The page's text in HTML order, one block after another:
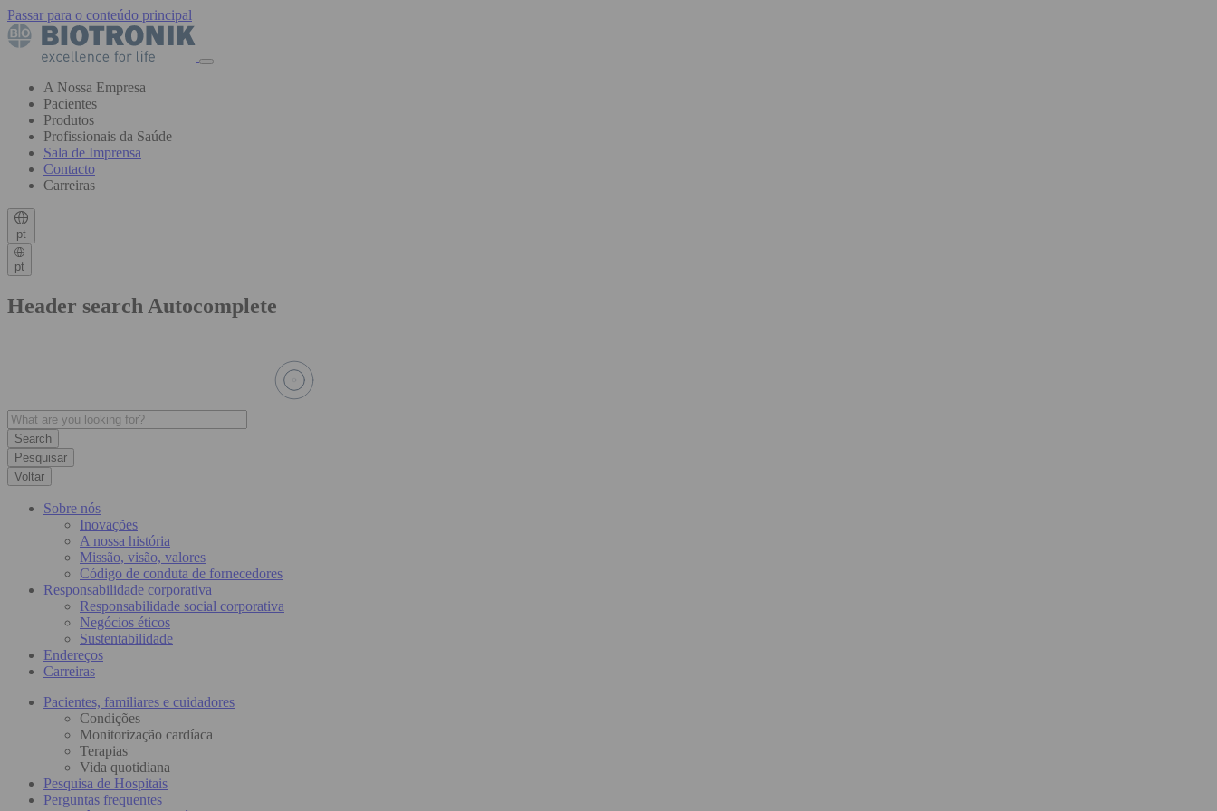
Passar para o conteúdo principal
A Nossa Empresa
Pacientes
Produtos
Profissionais da Saúde
Sala de Imprensa
Contacto
Carreiras
pt
pt
Header search Autocomplete
Pesquisar
Voltar
Sobre nós
Inovações
A nossa história
Missão, visão, valores
Código de conduta de fornecedores
Responsabilidade corporativa
Responsabilidade social corporativa
Negócios éticos
Sustentabilidade
Endereços
Carreiras
Pacientes, familiares e cuidadores
Condições
Monitorização cardíaca
Terapias
Vida quotidiana
Pesquisa de Hospitais
Perguntas frequentes